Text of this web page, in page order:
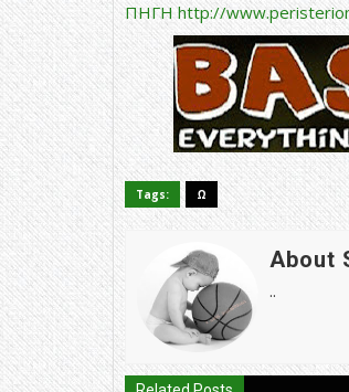
ΠΗΓΗ http://
Tags: Ω
About
..